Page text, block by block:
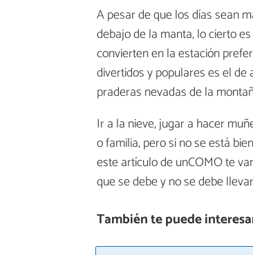
A pesar de que los días sean
debajo de la manta, lo cierto
convierten en la estación
divertidos y populares es el
praderas nevadas de la
Ir a la nieve, jugar a hacer
o familia, pero si no se está
este artículo de unCOMO te
que se debe y no se debe
También te puede